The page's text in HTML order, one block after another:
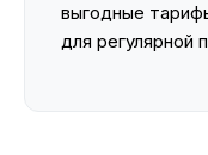
выгодные
для регулярной